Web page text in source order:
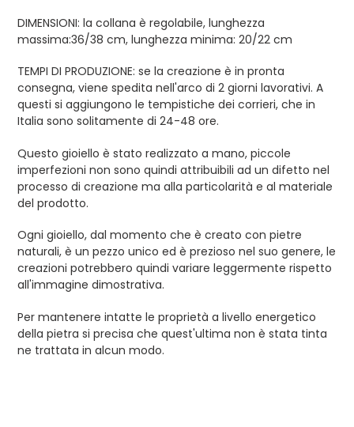
DIMENSIONI: la collana è regolabile, lunghezza
massima:36/38 cm, lunghezza minima: 20/22 cm
TEMPI DI PRODUZIONE: se la creazione è in pronta
consegna, viene spedita nell'arco di 2 giorni lavorativi. A
questi si aggiungono le tempistiche dei corrieri, che in
Italia sono solitamente di 24-48 ore.
Questo gioiello è stato realizzato a mano, piccole
imperfezioni non sono quindi attribuibili ad un difetto nel
processo di creazione ma alla particolarità e al materiale
del prodotto.
Ogni gioiello, dal momento che è creato con pietre
naturali, è un pezzo unico ed è prezioso nel suo genere, le
creazioni potrebbero quindi variare leggermente rispetto
all'immagine dimostrativa.
Per mantenere intatte le proprietà a livello energetico
della pietra si precisa che quest'ultima non è stata tinta
ne trattata in alcun modo.